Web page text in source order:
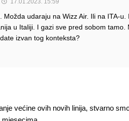
17.01.2023. 15:59
Možda udaraju na Wizz Air. Ili na ITA-
u Italiji. I gazi sve pred sobom
izvan tog konteksta?
većine ovih novih linija, stvarno